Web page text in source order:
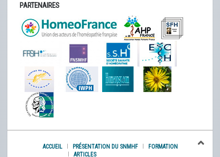
PARTENAIRES
ACCUEIL PRÉSENTATION DU SNMHF
FORMATION
ARTICLES